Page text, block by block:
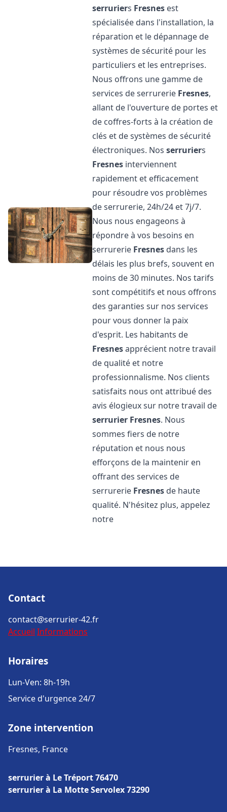
serruriers Fresnes est
spécialisée dans l'installation, la
réparation et le dépannage de
systèmes de sécurité pour les
particuliers et les entreprises.
Nous offrons une gamme de
services de serrurerie Fresnes,
allant de l'ouverture de portes et
de coffres-forts à la création de
clés et de systèmes de sécurité
électroniques. Nosserruriers
Fresnes interviennent
rapidement et efficacement
pour résoudre vos problèmes
de serrurerie, 24h/24 et 7j/7.
Nous nous engageons à
répondre à vos besoins en
serrurerie Fresnes dans les
délais les plus brefs, souvent en
moins de 30 minutes. Nos tarifs
sont compétitifs et nous offrons
des garanties sur nos services
pour vous donner la paix
d'esprit. Les habitants de
Fresnesapprécient notre travail
de qualité et notre
professionnalisme. Nos clients
satisfaits nous ont attribué des
avis élogieux sur notre travail de
serrurier Fresnes. Nous
sommes fiers de notre
réputation et nous nous
efforçons de la maintenir en
offrant des services de
serrurerie Fresnes de haute
qualité. N'hésitez plus, appelez
notre
Contact
contact@serrurier-42.fr
Accueil Informations
Horaires
Lun-Ven: 8h-19h
Service d'urgence 24/7
Zone intervention
Fresnes, France
serrurier à Le Tréport 76470
serrurier à La Motte Servolex 73290